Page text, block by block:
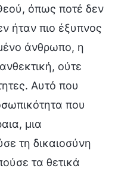
όπως ποτέ δεν
ήταν πιο έξυπνος
άνθρωπο, η
ούτε
Αυτό που
που
μια
τη δικαιοσύνη
τα θετικά